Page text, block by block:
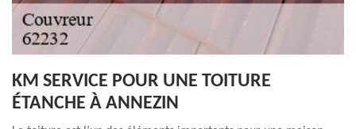
KM SERVICE POUR UNE TOITURE
ÉTANCHE À ANNEZIN